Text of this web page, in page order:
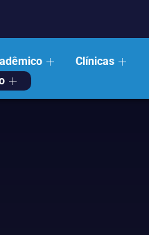
Clínicas